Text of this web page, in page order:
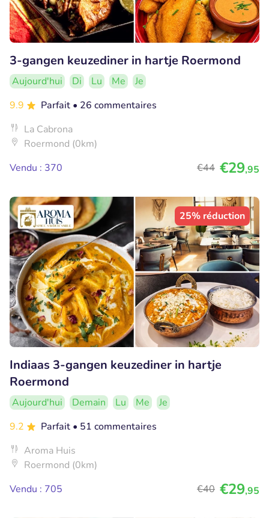
3-gangen keuzediner in hartje Roermond
Aujourd'hui Di Lu Me
Je
9.9
Parfait • 26 commentaires
La Cabrona
Roermond (0km)
Vendu : 370
€44 €29,95
25% réduction
Indiaas 3-gangen keuzediner in hartje
Roermond
Aujourd'hui Demain Lu Me
Je
9.2
Parfait • 51 commentaires
Aroma Huis
Roermond (0km)
Vendu : 705
€40 €29,95